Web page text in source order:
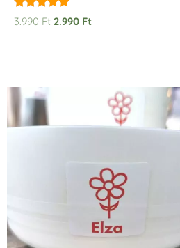
Értékelés:
5.00
3.990Ft 2.990 Ft